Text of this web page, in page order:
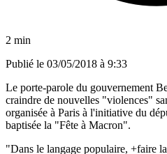
2 min
Publié le 03/05/2018 à 9:33
Le porte-parole du gouvernement
craindre de nouvelles "violences"
organisée à Paris à l'initiative du
baptisée la "Fête à Macron".
"Dans le langage populaire, +faire